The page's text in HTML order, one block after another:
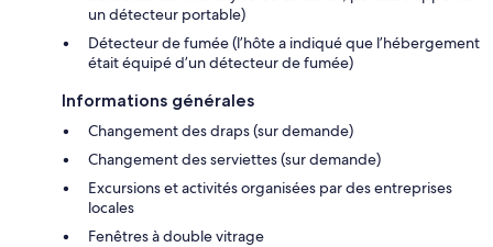
un détecteur portable)
Détecteur de fumée (l’hôte a indiqué que l’hébergement
était équipé d’un détecteur de fumée)
Informations générales
Changement des draps (sur demande)
Changement des serviettes (sur demande)
Excursions et activités organisées par des entreprises
locales
Fenêtres à double vitrage